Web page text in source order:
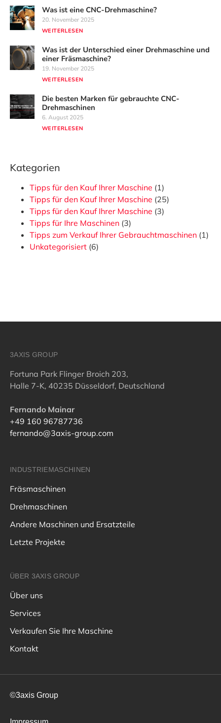
Was ist eine CNC-Drehmaschine?
20. November 2025
WEITERLESEN
Was ist der Unterschied einer Drehmaschine und
einer Fräsmaschine?
19. November 2025
WEITERLESEN
Die besten Marken für gebrauchte CNC-
Drehmaschinen
6. August 2025
WEITERLESEN
Kategorien
Tipps für den Kauf Ihrer Maschine (1)
Tipps für den Kauf Ihrer Maschine (25)
Tipps für den Kauf Ihrer Maschine (3)
Tipps für Ihre Maschinen (3)
Tipps zum Verkauf Ihrer Gebrauchtmaschinen (1)
Unkategorisiert (6)
3AXIS GROUP
Fortuna Park Flinger Broich 203,
Halle 7-K, 40235 Düsseldorf, Deutschland
Fernando Mainar
+49 160 96787736
fernando@3axis-group.com
INDUSTRIEMASCHINEN
Fräsmaschinen
Drehmaschinen
Andere Maschinen und Ersatzteile
Letzte Projekte
ÜBER 3AXIS GROUP
Über uns
Services
Verkaufen Sie Ihre Maschine
Kontakt
©3axis Group